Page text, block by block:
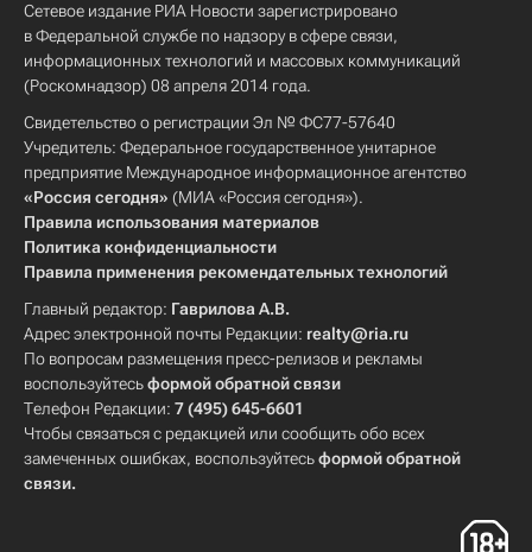
Сетевое издание РИА Новости зарегистрировано
в Федеральной службе по надзору в сфере связи,
информационных технологий и массовых коммуникаций
(Роскомнадзор) 08 апреля 2014 года.
Свидетельство о регистрации Эл № ФС77-57640
Учредитель: Федеральное государственное унитарное
предприятие Международное информационное агентство
«Россия сегодня» (МИА «Россия сегодня»).
Правила использования материалов
Политика конфиденциальности
Правила применения рекомендательных технологий
Главный редактор: Гаврилова А.В.
Адрес электронной почты Редакции: realty@ria.ru
По вопросам размещения пресс-релизов и рекламы
воспользуйтесьформой обратной связи
Телефон Редакции: 7 (495) 645-6601
Чтобы связаться с редакцией или сообщить обо всех
замеченных ошибках, воспользуйтесьформой обратной
связи.